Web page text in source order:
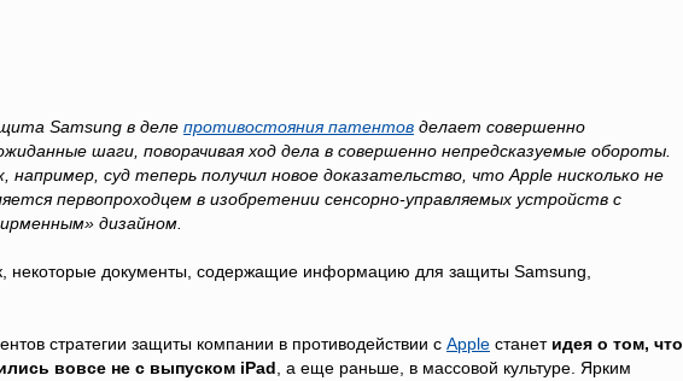
Samsung в деле противостояния патентов делает совершенно
шаги, поворачивая ход дела в совершенно непредсказуемые обороты.
например, суд теперь получил новое доказательство, что Apple нисколько не
первопроходцем в изобретении сенсорно-управляемых устройств с
дизайном.
некоторые документы, содержащие информацию для защиты Samsung,
стратегии защиты компании в противодействии с Apple станет идея о том, что
вовсе не с выпуском iPad , а еще раньше, в массовой культуре. Ярким